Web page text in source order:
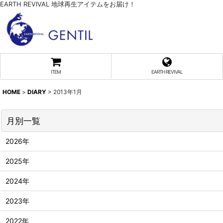
EARTH REVIVAL 地球再生アイテムをお届け！
ITEM EARTH REVIVAL
HOME > DIARY > 2013年1月
月別一覧
2026年
2025年
2024年
2023年
2022年